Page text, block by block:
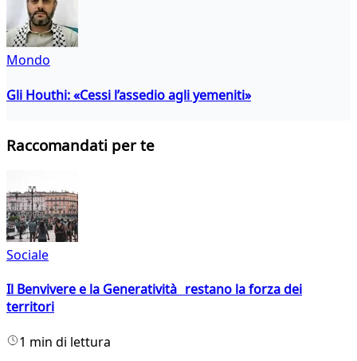
Mondo
Gli Houthi: «Cessi l’assedio agli yemeniti»
Raccomandati per te
Sociale
Il Benvivere e la Generatività restano la forza dei
territori
1 min di lettura